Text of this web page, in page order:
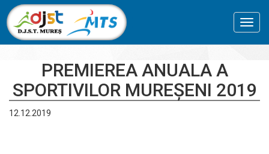
PREMIEREA ANUALA A
SPORTIVILOR MUREȘENI 2019
12.12.2019